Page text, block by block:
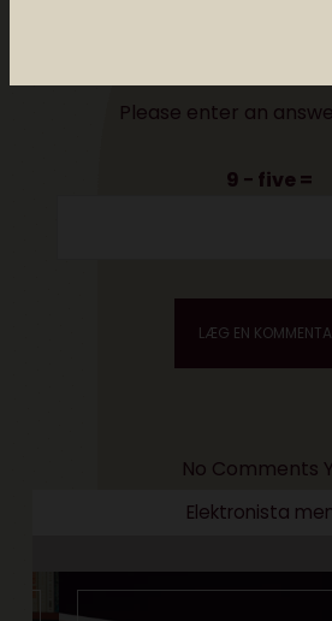
Please enter an
9 − five =
No Comments
Elektronista